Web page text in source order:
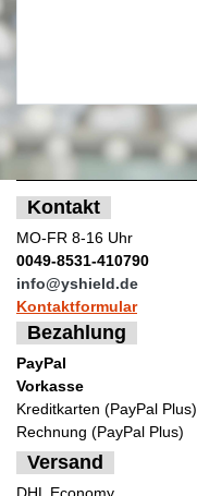
Kontakt
MO-FR 8-16 Uhr
0049-8531-410790
info@yshield.de
Kontaktformular
Bezahlung
PayPal
Vorkasse
Kreditkarten (PayPal Plus)
Rechnung (PayPal Plus)
Versand